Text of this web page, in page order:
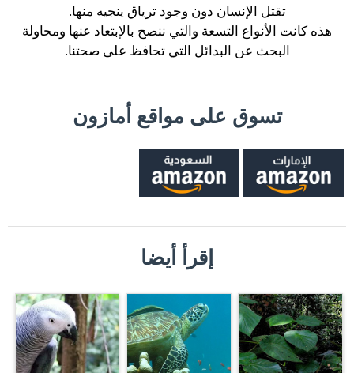
تقتل الإنسان دون وجود ترياق ينجيه منها.
هذه كانت الأنواع التسعة والتي ننصح بالإبتعاد عنها ومحاولة
البحث عن البدائل التي تحافظ على صحتنا.
تسوق على مواقع أمازون
إقرأ أيضا